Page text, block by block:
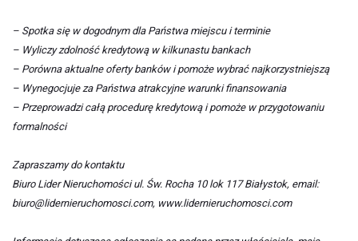
– Spotka się w dogodnym dla Państwa miejscu i terminie
– Wyliczy zdolność kredytową w kilkunastu bankach
– Porówna aktualne oferty banków i pomoże wybrać najkorzystniejszą
– Wynegocjuje za Państwa atrakcyjne warunki finansowania
– Przeprowadzi całą procedurę kredytową i pomoże w przygotowaniu
formalności
Zapraszamy do kontaktu
Biuro Lider Nieruchomości ul. Św. Rocha 10 lok 117 Białystok, email:
biuro@lidernieruchomosci.com, www.lidernieruchomosci.com